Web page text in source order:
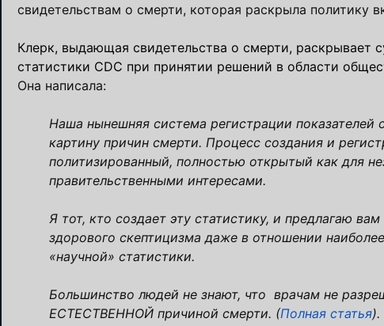
свидетельствам о смерти, которая раскрыла политику
Клерк, выдающая свидетельства о смерти, раскрывает
статистики CDC при принятии решений в области
Она написала:
Наша нынешняя система регистрации
картину причин смерти. Процесс создания и
политизированный, полностью открытый как для
правительственными интересами.
Я тот, кто создает эту статистику, и предлагаю
здорового скептицизма даже в отношении
«научной» статистики.
Большинство людей не знают, что врачам не
ЕСТЕСТВЕННОЙ причиной смерти. (Полная статья).